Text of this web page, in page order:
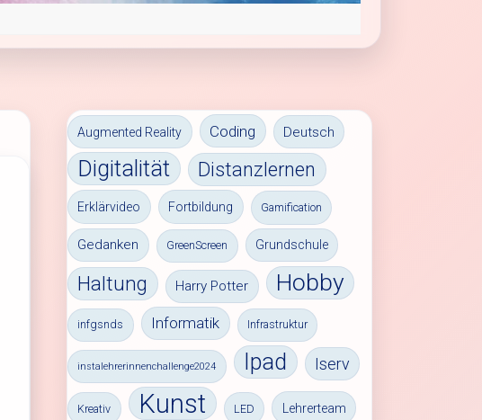
Augmented Reality Coding Deutsch
Digitalität Distanzlernen
Erklärvideo Fortbildung Gamification
Gedanken GreenScreen Grundschule
Haltung Harry Potter Hobby
infgsnds Informatik Infrastruktur
instalehrerinnenchallenge2024 Ipad Iserv
Kreativ Kunst LED Lehrerteam